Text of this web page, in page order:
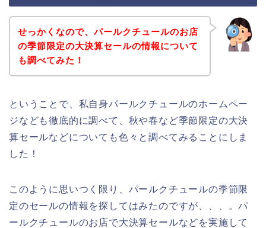
せっかくなので、パールクチュールのお店
の季節限定の大決算セールの情報について
も調べてみた！
ということで、私自身パールクチュールのホームペー
ジなども徹底的に調べて、秋や春など季節限定の大決
算セールなどについても色々と調べてみることにしま
した！
このように思いつく限り、パールクチュールの季節限
定のセールの情報を探してはみたのですが、、、。パ
ールクチュールのお店で大決算セールなどを実施して